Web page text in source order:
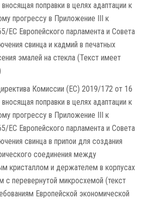
поправки в целях адаптации к
прогрессу в Приложение III к
ЕС Европейского парламента и Совета
свинца и кадмий в печатных
эмалей на стекла (Текст имеет
Комиссии (ЕС) 2019/172 от 16
поправки в целях адаптации к
прогрессу в Приложение III к
ЕС Европейского парламента и Совета
свинца в припои для создания
соединения между
кристаллом и держателем в корпусах
с перевернутой микросхемой (текст
Европейской экономической